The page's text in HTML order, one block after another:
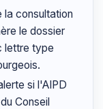
la consultation
le dossier
lettre type
si l'AIPD
Conseil